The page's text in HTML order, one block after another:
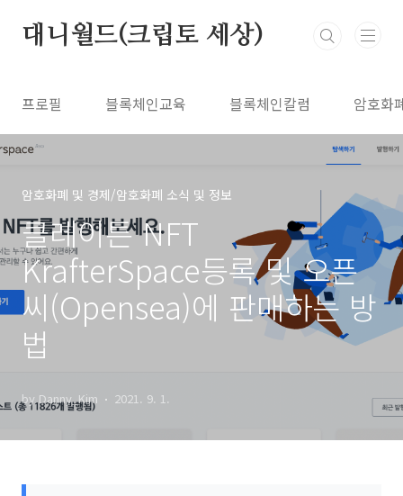
대니월드(크립토 세상)
프로필 블록체인교육 블록체인칼럼 암호화
암호화폐 및 경제/암호화폐 소식 및 정보
클레이튼 NFT
KrafterSpace등록 및 오픈
씨(Opensea)에 판매하는 방
법
by Danny_Kim 2021. 9. 1.